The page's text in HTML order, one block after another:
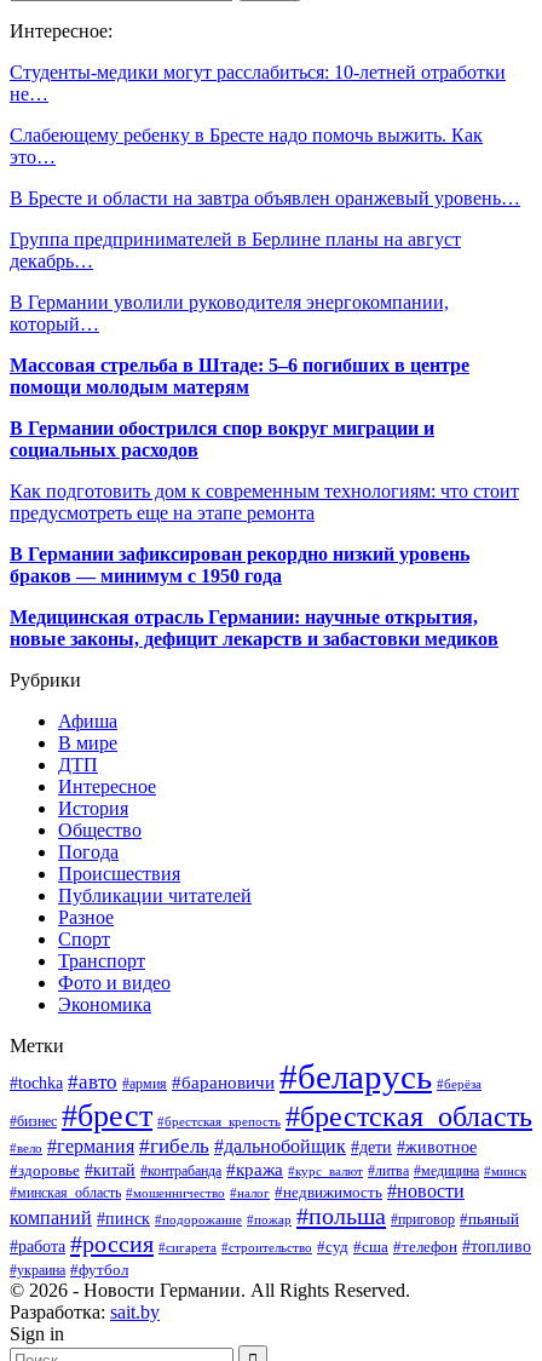
Интересное:
Студенты-медики могут расслабиться: 10-летней отработки
не…
Слабеющему ребенку в Бресте надо помочь выжить. Как
это…
В Бресте и области на завтра объявлен оранжевый уровень…
Группа предпринимателей в Берлине планы на август
декабрь…
В Германии уволили руководителя энергокомпании,
который…
Массовая стрельба в Штаде: 5–6 погибших в центре
помощи молодым матерям
В Германии обострился спор вокруг миграции и
социальных расходов
Как подготовить дом к современным технологиям: что стоит
предусмотреть еще на этапе ремонта
В Германии зафиксирован рекордно низкий уровень
браков — минимум с 1950 года
Медицинская отрасль Германии: научные открытия,
новые законы, дефицит лекарств и забастовки медиков
Рубрики
Афиша
В мире
ДТП
Интересное
История
Общество
Погода
Происшествия
Публикации читателей
Разное
Спорт
Транспорт
Фото и видео
Экономика
Метки
#tochka #авто #армия #барановичи #беларусь #берёза
#бизнес #брест #брестская_крепость #брестская_область
#вело #германия #гибель #дальнобойщик #дети #животное
#здоровье #китай #контрабанда #кража #курс_валют #литва #медицина #минск
#минская_область #мошенничество #налог #недвижимость #новости
компаний #пинск #подорожание #пожар #польша #приговор #пьяный
#работа #россия #сигарета #строительство #суд #сша #телефон #топливо
#украина #футбол
© 2026 - Новости Германии. All Rights Reserved.
Разработка: sait.by
Sign in